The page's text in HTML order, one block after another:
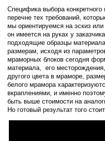
Специфика выбора
перечне тех требований,
мы ориентируемся на эскиз
он имеется на руках у
подходящие образцы
размерам, исходя из
мраморных блоков сегодня
материала, его
другого цвета в мраморе,
белого мрамора
вкраплениями, и именно
быть выше стоимости на
Но готовый результат того